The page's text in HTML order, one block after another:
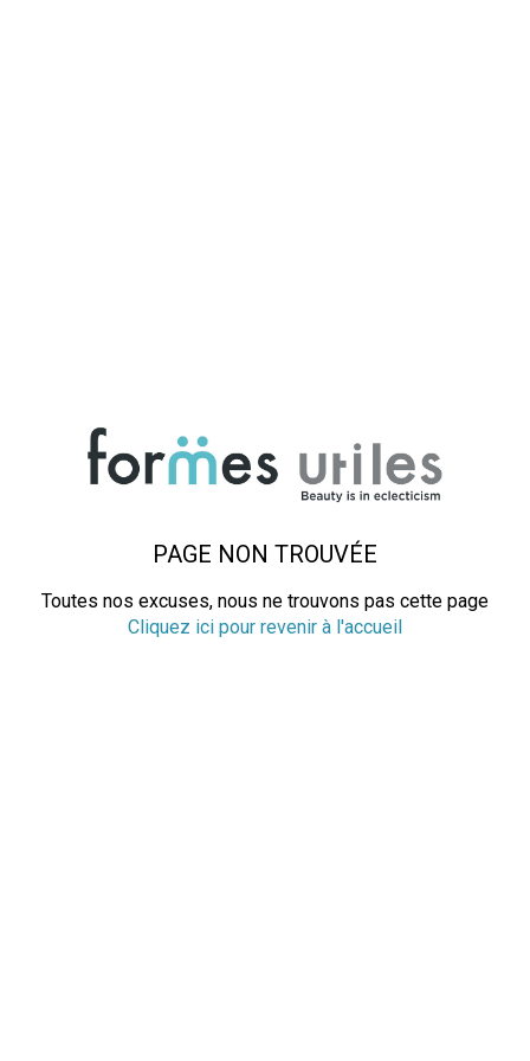
PAGE NON TROUVÉE
Toutes nos excuses, nous ne trouvons pas cette page
Cliquez ici pour revenir à l'accueil